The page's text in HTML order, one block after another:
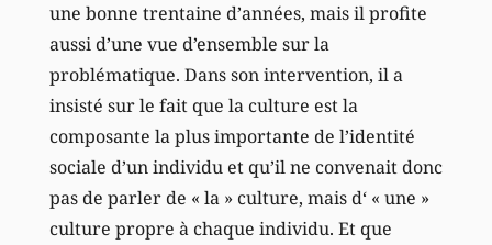
une bonne trentaine d’années, mais il profite
aussi d’une vue d’ensemble sur la
problématique. Dans son intervention, il a
insisté sur le fait que la culture est la
composante la plus importante de l’identité
sociale d’un individu et qu’il ne convenait donc
pas de parler de « la » culture, mais d‘ « une »
culture propre à chaque individu. Et que